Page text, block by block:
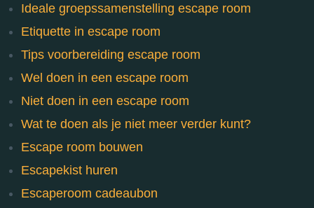
Ideale groepssamenstelling escape room
Etiquette in escape room
Tips voorbereiding escape room
Wel doen in een escape room
Niet doen in een escape room
Wat te doen als je niet meer verder kunt?
Escape room bouwen
Escapekist huren
Escaperoom cadeaubon